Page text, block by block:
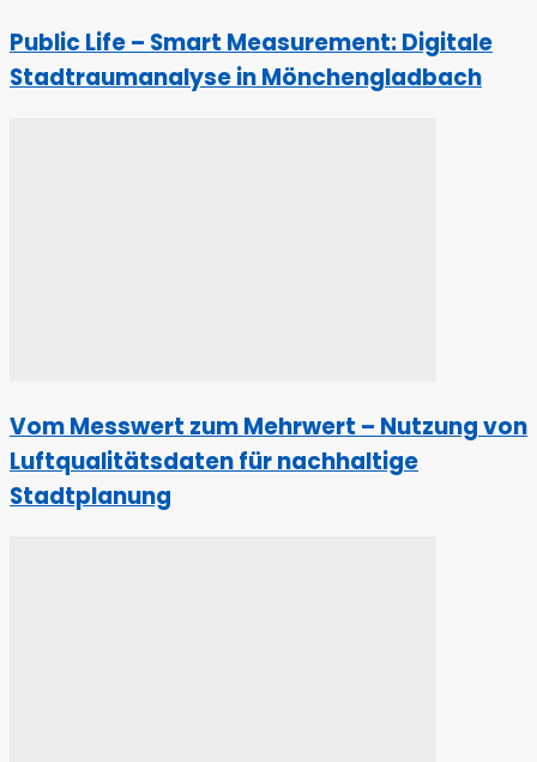
Public Life – Smart Measurement: Digitale
Stadtraumanalyse in Mönchengladbach
Vom Messwert zum Mehrwert – Nutzung von
Luftqualitätsdaten für nachhaltige
Stadtplanung